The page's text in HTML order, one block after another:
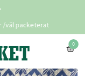
/väl packeterat
0